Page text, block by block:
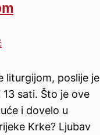
liturgijom, poslije je
sati. Što je ove
i dovelo u
Krke? Ljubav